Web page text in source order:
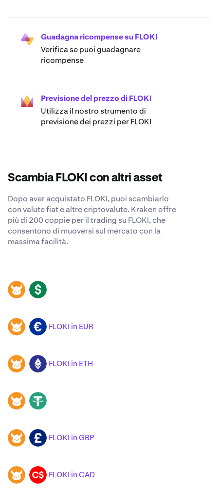
Guadagna ricompense su FLOKI
Verifica se puoi guadagnare
ricompense
Previsione del prezzo di FLOKI
Utilizza il nostro strumento di
previsione dei prezzi per FLOKI
Scambia FLOKI con altri asset
Dopo aver acquistato FLOKI, puoi scambiarlo
con valute fiat e altre criptovalute. Kraken offre
più di 200 coppie per il trading su FLOKI, che
consentono di muoversi sul mercato con la
massima facilità.
FLOKI USD
FLOKI EUR FLOKI in EUR
FLOKI ETH FLOKI in ETH
FLOKI USDT
FLOKI GBP FLOKI in GBP
FLOKI CAD FLOKI in CAD